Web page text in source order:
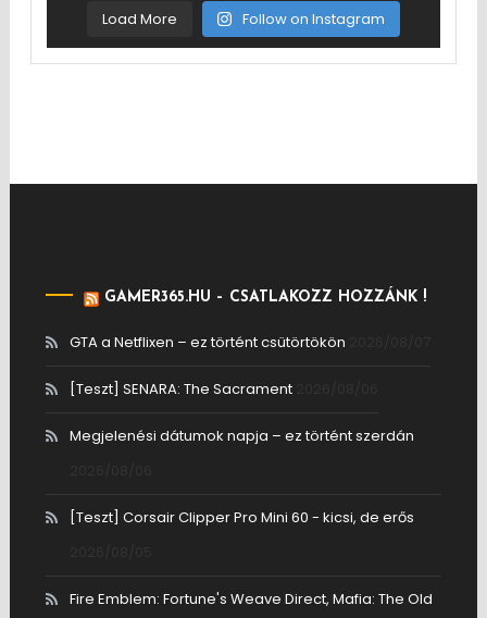
Load More Follow on Instagram
GAMER365.HU – CSATLAKOZZ HOZZÁNK !
GTA a Netflixen – ez történt csütörtökön
[Teszt] SENARA: The Sacrament
Megjelenési dátumok napja – ez történt szerdán
[Teszt] Corsair Clipper Pro Mini 60 - kicsi, de erős
Fire Emblem: Fortune's Weave Direct, Mafia: The Old